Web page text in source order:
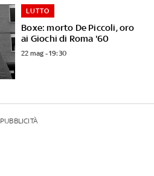
Boxe: morto De Piccoli, oro
ai Giochi di Roma '60
LUTTO
22 mag - 19:30
PUBBLICITÀ